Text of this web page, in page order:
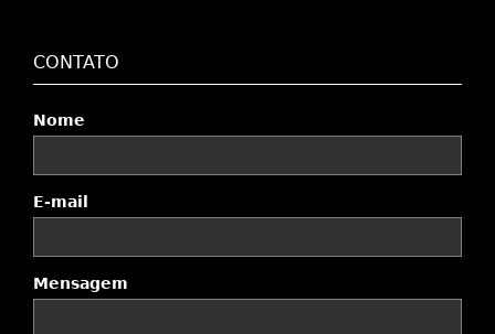
CONTATO
Nome
E-mail
Mensagem